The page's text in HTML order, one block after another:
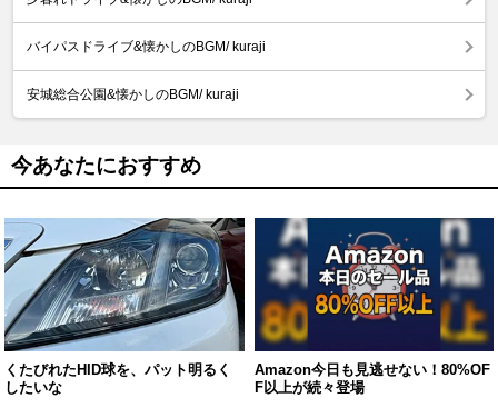
バイパスドライブ&懐かしのBGM/ kuraji
安城総合公園&懐かしのBGM/ kuraji
今あなたにおすすめ
くたびれたHID球を、パット明るく
したいな
Amazon今日も見逃せない！80%OF
F以上が続々登場